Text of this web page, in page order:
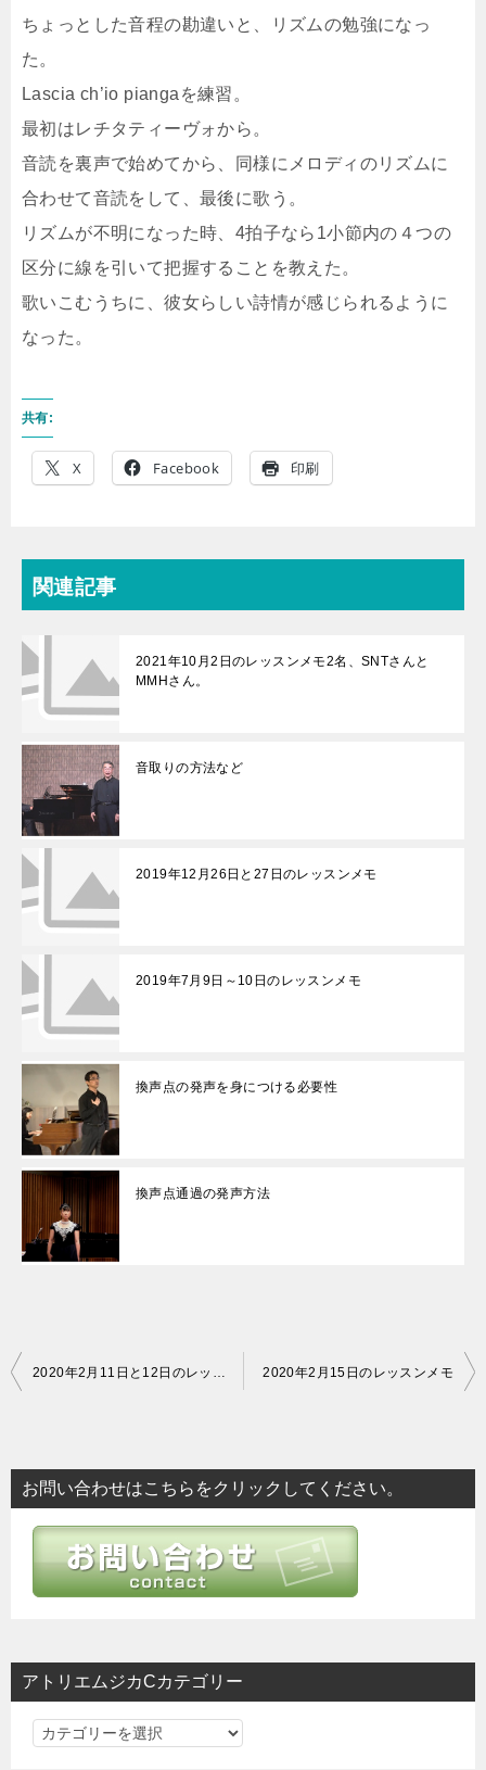
ちょっとした音程の勘違いと、リズムの勉強になっ
た。
Lascia ch’io piangaを練習。
最初はレチタティーヴォから。
音読を裏声で始めてから、同様にメロディのリズムに
合わせて音読をして、最後に歌う。
リズムが不明になった時、4拍子なら1小節内の４つの
区分に線を引いて把握することを教えた。
歌いこむうちに、彼女らしい詩情が感じられるように
なった。
共有:
X Facebook 印刷
関連記事
2021年10月2日のレッスンメモ2名、SNTさんと
MMHさん。
音取りの方法など
2019年12月26日と27日のレッスンメモ
2019年7月9日～10日のレッスンメモ
換声点の発声を身につける必要性
換声点通過の発声方法
投
ビ
ゲ
2020年2月11日と12日のレッスンメモ 2020年2月15日のレッスンメモ
お問い合わせはこちらをクリックしてください。
アトリエムジカCカテゴリー
ア